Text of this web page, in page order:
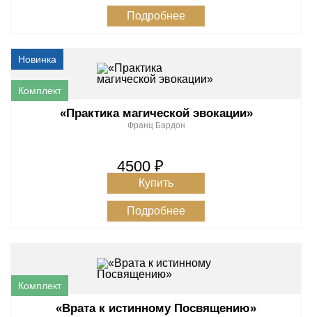
Подробнее
«Практика магической эвокации»
Франц Бардон
4500 ₽
Купить
Подробнее
«Врата к истинному Посвящению»